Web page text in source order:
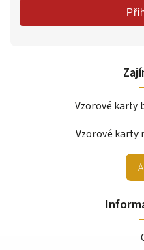
Vzorové karty
Vzorové karty